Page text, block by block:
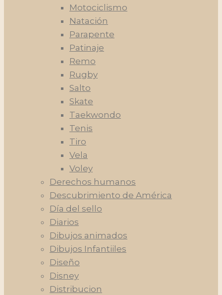
Motociclismo
Natación
Parapente
Patinaje
Remo
Rugby
Salto
Skate
Taekwondo
Tenis
Tiro
Vela
Voley
Derechos humanos
Descubrimiento de América
Día del sello
Diarios
Dibujos animados
Dibujos Infantiiles
Diseño
Disney
Distribucion